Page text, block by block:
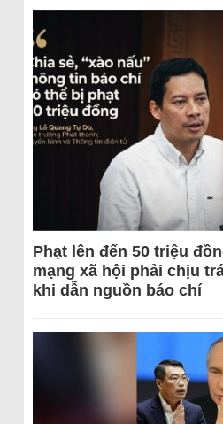
Phạt lên đến 50 triệu
mạng xã hội phải chịu
khi dẫn nguồn báo chí